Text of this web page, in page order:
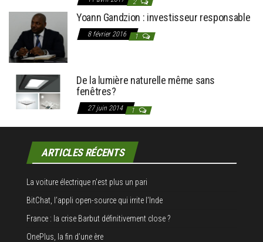
2
Yoann Gandzion : investisseur responsable
8 février 2016 1
De la lumière naturelle même sans
fenêtres?
27 juin 2014 1
ARTICLES RÉCENTS
La voiture électrique n’est plus un pari
BitChat, l’appli open-source qui irrite l’Inde
France : la crise Barbut définitivement close ?
OnePlus, la fin d’une ère